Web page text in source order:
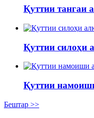
Қуттии тангаи
Қуттии силоҳи
Қуттии
Бештар >>